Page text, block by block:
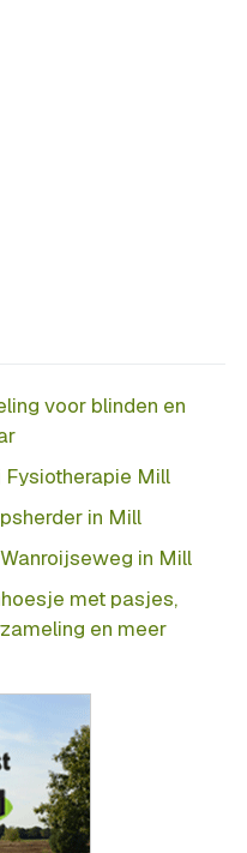
voor blinden en
Mill
in Mill
in Mill
met pasjes,
en meer